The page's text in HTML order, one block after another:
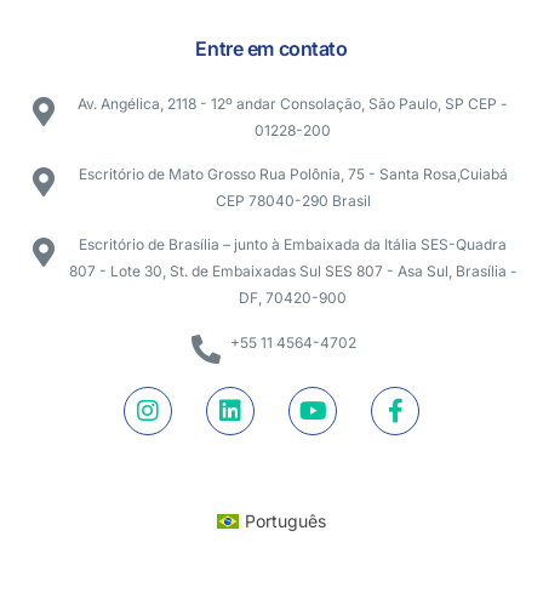
Entre em contato
Av. Angélica, 2118 - 12º andar Consolação, São Paulo, SP CEP -
01228-200
Escritório de Mato Grosso Rua Polônia, 75 - Santa Rosa,Cuiabá
CEP 78040-290 Brasil
Escritório de Brasília – junto à Embaixada da Itália SES-Quadra
807 - Lote 30, St. de Embaixadas Sul SES 807 - Asa Sul, Brasília -
DF, 70420-900
+55 11 4564-4702
Português